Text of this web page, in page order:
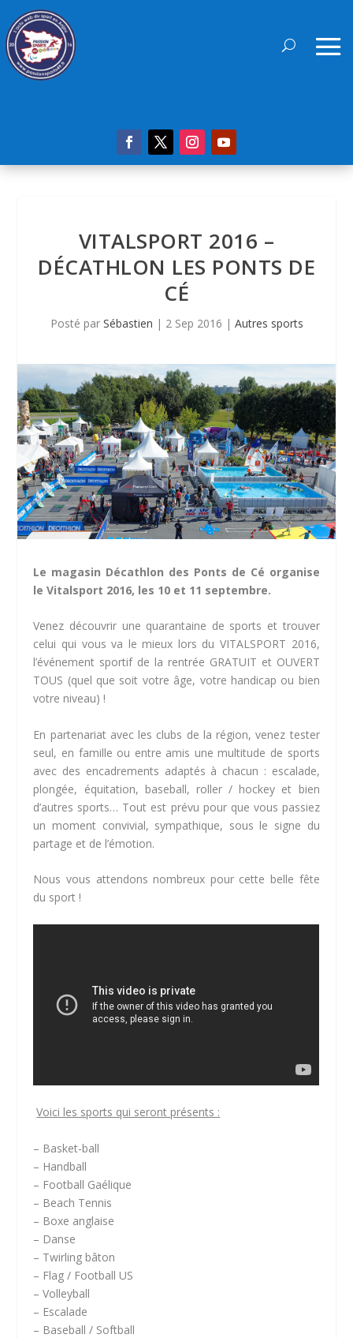
VITALSPORT 2016 –
DÉCATHLON LES PONTS DE
CÉ
Posté par Sébastien | 2 Sep 2016 | Autres sports
Le magasin Décathlon des Ponts de Cé organise
le Vitalsport 2016, les 10 et 11 septembre.
Venez découvrir une quarantaine de sports et trouver
celui qui vous va le mieux lors du VITALSPORT 2016,
l’événement sportif de la rentrée GRATUIT et OUVERT
TOUS (quel que soit votre âge, votre handicap ou bien
votre niveau) !
En partenariat avec les clubs de la région, venez tester
seul, en famille ou entre amis une multitude de sports
avec des encadrements adaptés à chacun : escalade,
plongée, équitation, baseball, roller / hockey et bien
d’autres sports… Tout est prévu pour que vous passiez
un moment convivial, sympathique, sous le signe du
partage et de l’émotion.
Nous vous attendons nombreux pour cette belle fête
du sport !
Voici les sports qui seront présents :
– Basket-ball
– Handball
– Football Gaélique
– Beach Tennis
– Boxe anglaise
– Danse
– Twirling bâton
– Flag / Football US
– Volleyball
– Escalade
– Baseball / Softball